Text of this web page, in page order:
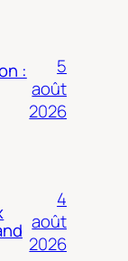
:
5
août
2026
4
août
2026